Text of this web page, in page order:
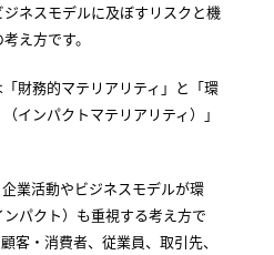
ネスモデルに及ぼすリスクと機
え方です。
財務的マテリアリティ」と「環
インパクトマテリアリティ）」
業活動やビジネスモデルが環
パクト）も重視する考え方で
客・消費者、従業員、取引先、